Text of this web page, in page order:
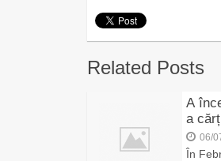
Related Posts
A
a
06/
În